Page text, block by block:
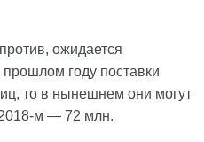
ожидается
году поставки
то в нынешнем они могут
м — 72 млн.